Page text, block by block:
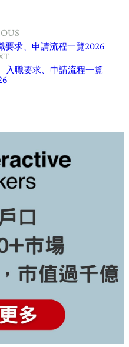
要求、申請流程一覽2026
入職要求、申請流程一覽